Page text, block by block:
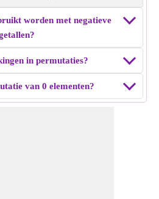
worden met negatieve
in permutaties?
van 0 elementen?